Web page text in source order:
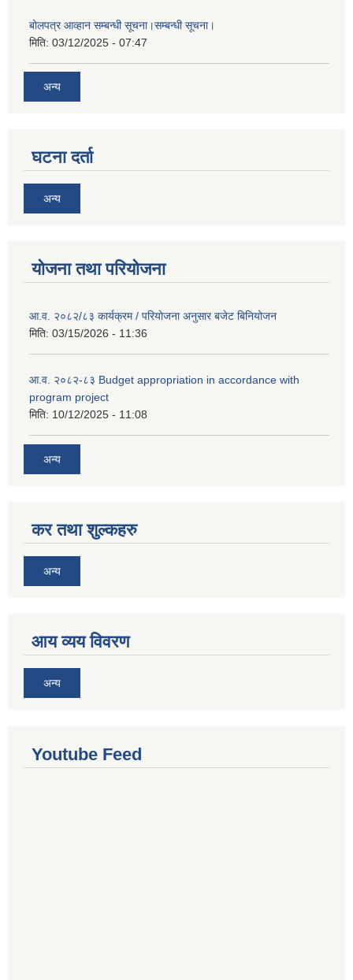
बोलपत्र आव्हान सम्बन्धी सूचना।सम्बन्धी सूचना।
मिति: 03/12/2025 - 07:47
अन्य
घटना दर्ता
अन्य
योजना तथा परियोजना
आ.व. २०८२/८३ कार्यक्रम / परियोजना अनुसार बजेट बिनियोजन
मिति: 03/15/2026 - 11:36
आ.व. २०८२-८३ Budget appropriation in accordance with
program project
मिति: 10/12/2025 - 11:08
अन्य
कर तथा शुल्कहरु
अन्य
आय व्यय विवरण
अन्य
Youtube Feed